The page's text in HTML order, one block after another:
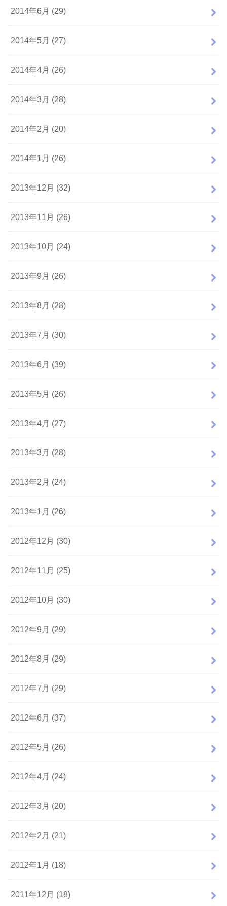
2014年6月 (29)
2014年5月 (27)
2014年4月 (26)
2014年3月 (28)
2014年2月 (20)
2014年1月 (26)
2013年12月 (32)
2013年11月 (26)
2013年10月 (24)
2013年9月 (26)
2013年8月 (28)
2013年7月 (30)
2013年6月 (39)
2013年5月 (26)
2013年4月 (27)
2013年3月 (28)
2013年2月 (24)
2013年1月 (26)
2012年12月 (30)
2012年11月 (25)
2012年10月 (30)
2012年9月 (29)
2012年8月 (29)
2012年7月 (29)
2012年6月 (37)
2012年5月 (26)
2012年4月 (24)
2012年3月 (20)
2012年2月 (21)
2012年1月 (18)
2011年12月 (18)